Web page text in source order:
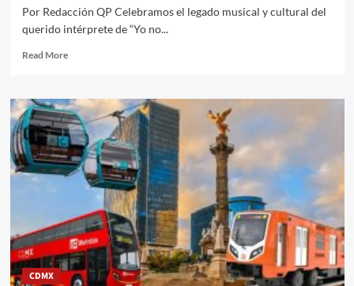
Por Redacción QP Celebramos el legado musical y cultural del
querido intérprete de “Yo no...
Read MoreRead
A
8
años
de
su
muerte
recordamos
‘Divo
de
Juárez’
Juan
Gabriel
CDMX